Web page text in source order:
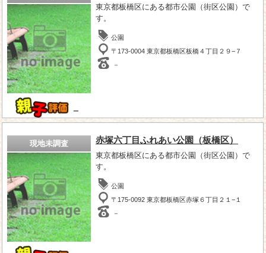
－
東京都板橋区にある都市公園（街区公園）で
す。
公園
〒173-0004 東京都板橋区板橋４丁目２９−７
－
現地未調査 赤塚六丁目ふれあい公園（板橋区）
東京都板橋区にある都市公園（街区公園）で
す。
公園
〒175-0092 東京都板橋区赤塚６丁目２１−１
－